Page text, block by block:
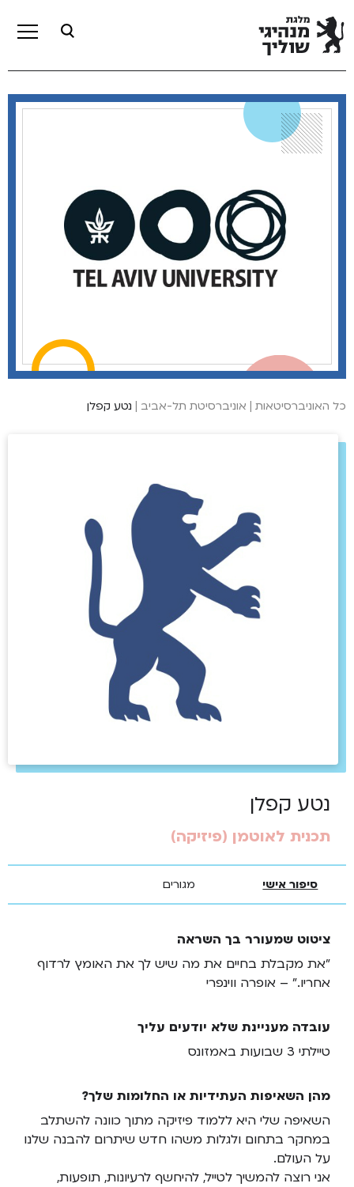
כל האוניברסיטאות | אוניברסיטת תל-אביב | נטע קפלן
נטע קפלן
תכנית לאוטמן (פיזיקה)
סיפור אישי מגורים
ציטוט שמעורר בך השראה
"את מקבלת בחיים את מה שיש לך את האומץ לרדוף
אחריו." – אופרה ווינפרי
עובדה מעניינת שלא יודעים עליך
טיילתי 3 שבועות באמזונס
מהן השאיפות העתידיות או החלומות שלך?
השאיפה שלי היא ללמוד פיזיקה מתוך כוונה להשתלב
במחקר בתחום ולגלות משהו חדש שיתרום להבנה שלנו
על העולם.
אני רוצה להמשיך לטייל, להיחשף לרעיונות, תופעות,